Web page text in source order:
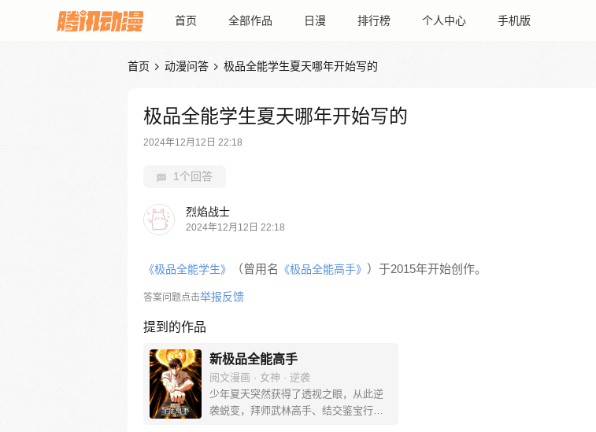
首页 全部作品 日漫 排行榜 个人中心 手机版
首页  动漫问答  极品全能学生夏天哪年开始写的
极品全能学生夏天哪年开始写的
2024年12月12日 22:18
1个回答
烈焰战士
2024年12月12日 22:18
《极品全能学生》 （曾用名 《极品全能高手》 ）于2015年开始创作。
答案问题点击举报反馈
提到的作品
新极品全能高手
阅文漫画 · 女神 · 逆袭
少年夏天突然获得了透视之眼，从此逆
袭蜕变，拜师武林高手、结交鉴宝行